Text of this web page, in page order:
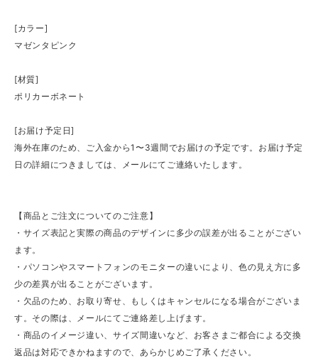
[カラー]
マゼンタピンク
[材質]
ポリカーボネート
[お届け予定日]
海外在庫のため、ご入金から1〜3週間でお届けの予定です。お届け予定
日の詳細につきましては、メールにてご連絡いたします。
【商品とご注文についてのご注意】
・サイズ表記と実際の商品のデザインに多少の誤差が出ることがござい
ます。
・パソコンやスマートフォンのモニターの違いにより、色の見え方に多
少の差異が出ることがございます。
・欠品のため、お取り寄せ、もしくはキャンセルになる場合がございま
す。その際は、メールにてご連絡差し上げます。
・商品のイメージ違い、サイズ間違いなど、お客さまご都合による交換
返品は対応できかねますので、あらかじめご了承ください。